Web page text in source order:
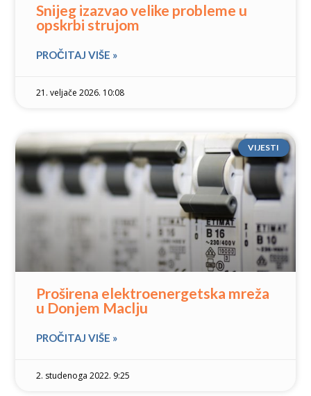
Snijeg izazvao velike probleme u
opskrbi strujom
PROČITAJ VIŠE »
21. veljače 2026. 10:08
VIJESTI
Proširena elektroenergetska mreža
u Donjem Maclju
PROČITAJ VIŠE »
2. studenoga 2022. 9:25